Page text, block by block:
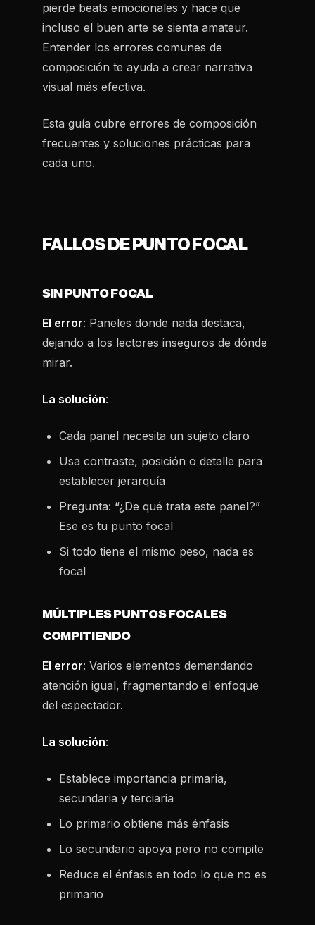
pierde beats emocionales y hace que
incluso el buen arte se sienta amateur.
Entender los errores comunes de
composición te ayuda a crear narrativa
visual más efectiva.
Esta guía cubre errores de composición
frecuentes y soluciones prácticas para
cada uno.
FALLOS DE PUNTO FOCAL
SIN PUNTO FOCAL
El error: Paneles donde nada destaca,
dejando a los lectores inseguros de dónde
mirar.
La solución:
Cada panel necesita un sujeto claro
Usa contraste, posición o detalle para
establecer jerarquía
Pregunta: “¿De qué trata este panel?”
Ese es tu punto focal
Si todo tiene el mismo peso, nada es
focal
MÚLTIPLES PUNTOS FOCALES
COMPITIENDO
El error: Varios elementos demandando
atención igual, fragmentando el enfoque
del espectador.
La solución:
Establece importancia primaria,
secundaria y terciaria
Lo primario obtiene más énfasis
Lo secundario apoya pero no compite
Reduce el énfasis en todo lo que no es
primario